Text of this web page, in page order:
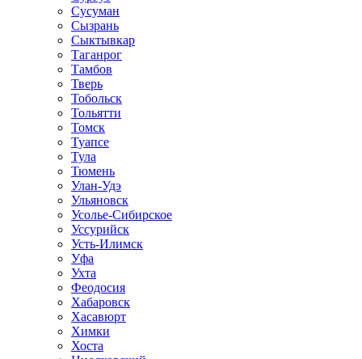
Сусуман
Сызрань
Сыктывкар
Таганрог
Тамбов
Тверь
Тобольск
Тольятти
Томск
Туапсе
Тула
Тюмень
Улан-Удэ
Ульяновск
Усолье-Сибирское
Уссурийск
Усть-Илимск
Уфа
Ухта
Феодосия
Хабаровск
Хасавюрт
Химки
Хоста